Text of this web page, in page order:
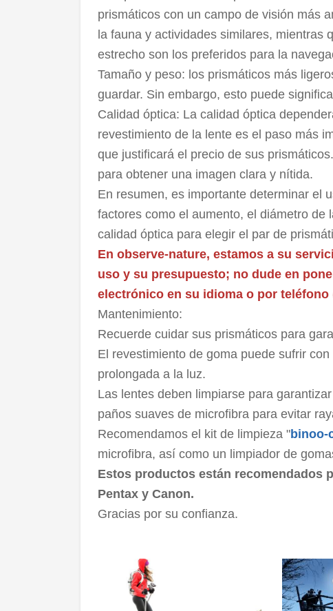
prismáticos con un campo de visión más
la fauna y actividades similares, mientras
estrecho son los preferidos para la
Tamaño y peso: los prismáticos más
guardar. Sin embargo, esto puede
Calidad óptica: La calidad óptica
revestimiento de la lente es el paso más
que justificará el precio de sus
para obtener una imagen clara y nítida.
En resumen, es importante determinar el
factores como el aumento, el diámetro de
calidad óptica para elegir el par de
En observe-nature, estamos a su
uso y su presupuesto; no dude en
electrónico en su idioma o por
Mantenimiento:
Recuerde cuidar sus prismáticos para
El revestimiento de goma puede sufrir
prolongada a la luz.
Las lentes deben limpiarse para
paños suaves de microfibra para evitar
Recomendamos el kit de limpieza "binoo-
microfibra, así como un limpiador de
Estos productos están recomendados
Pentax y Canon.
Gracias por su confianza.